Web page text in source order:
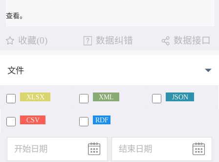
查看。
收藏(0) 数据纠错 数据接口
文件
XLSX XML JSON
CSV RDF